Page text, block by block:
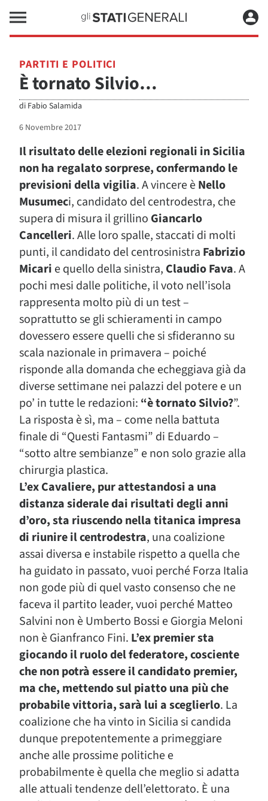
PARTITI E POLITICI
È tornato Silvio…
di Fabio Salamida
6 Novembre 2017
Il risultato delle elezioni regionali in Sicilia
non ha regalato sorprese, confermando le
previsioni della vigilia. A vincere èNello
Musumeci, candidato del centrodestra, che
supera di misura il grillino Giancarlo
Cancelleri. Alle loro spalle, staccati di molti
punti, il candidato del centrosinistra Fabrizio
Micari e quello della sinistra, Claudio Fava. A
pochi mesi dalle politiche, il voto nell’isola
rappresenta molto più di un test –
soprattutto se gli schieramenti in campo
dovessero essere quelli che si sfideranno su
scala nazionale in primavera – poiché
risponde alla domanda che echeggiava già da
diverse settimane nei palazzi del potere e un
po’ in tutte le redazioni: “è tornato Silvio?”.
La risposta è sì, ma – come nella battuta
finale di “Questi Fantasmi” di Eduardo –
“sotto altre sembianze” e non solo grazie alla
chirurgia plastica.
L’ex Cavaliere, pur attestandosi a una
distanza siderale dai risultati degli anni
d’oro, sta riuscendo nella titanica impresa
di riunire il centrodestra, una coalizione
assai diversa e instabile rispetto a quella che
ha guidato in passato, vuoi perché Forza Italia
non gode più di quel vasto consenso che ne
faceva il partito leader, vuoi perché Matteo
Salvini non è Umberto Bossi e Giorgia Meloni
non è Gianfranco Fini. L’ex premier sta
giocando il ruolo del federatore, cosciente
che non potrà essere il candidato premier,
ma che, mettendo sul piatto una più che
probabile vittoria, sarà lui a sceglierlo. La
coalizione che ha vinto in Sicilia si candida
dunque prepotentemente a primeggiare
anche alle prossime politiche e
probabilmente è quella che meglio si adatta
alle attuali tendenze dell’elettorato. È una